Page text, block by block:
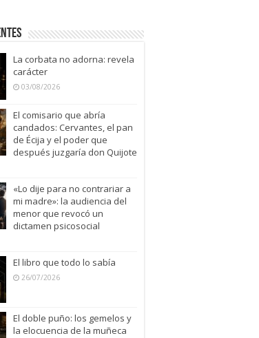
La corbata no adorna: revela
carácter
03/08/2026
El comisario que abría
candados: Cervantes, el pan
de Écija y el poder que
después juzgaría don Quijote
«Lo dije para no contrariar a
mi madre»: la audiencia del
menor que revocó un
dictamen psicosocial
El libro que todo lo sabía
26/07/2026
El doble puño: los gemelos y
la elocuencia de la muñeca